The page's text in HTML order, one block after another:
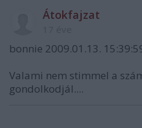
Átokfajzat
bonnie 2009.01.13.
Valami nem stimmel a
gondolkodjál....